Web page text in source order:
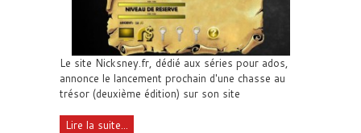
Le site Nicksney.fr, dédié aux séries pour ados,
annonce le lancement prochain d'une chasse au
trésor (deuxième édition) sur son site
Lire la suite...